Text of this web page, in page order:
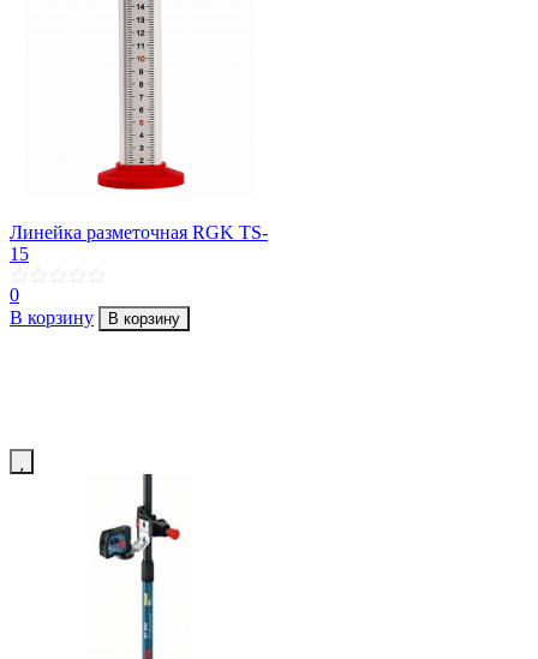
Линейка разметочная RGK TS-
15
0
В корзину
В корзину